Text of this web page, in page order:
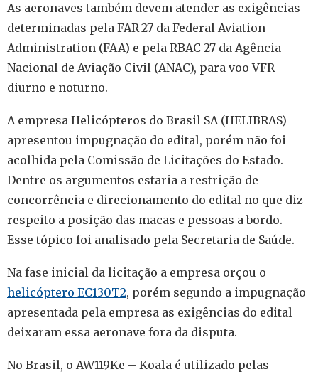
As aeronaves também devem atender as exigências
determinadas pela FAR-27 da Federal Aviation
Administration (FAA) e pela RBAC 27 da Agência
Nacional de Aviação Civil (ANAC), para voo VFR
diurno e noturno.
A empresa Helicópteros do Brasil SA (HELIBRAS)
apresentou impugnação do edital, porém não foi
acolhida pela Comissão de Licitações do Estado.
Dentre os argumentos estaria a restrição de
concorrência e direcionamento do edital no que diz
respeito a posição das macas e pessoas a bordo.
Esse tópico foi analisado pela Secretaria de Saúde.
Na fase inicial da licitação a empresa orçou o
helicóptero EC130T2, porém segundo a impugnação
apresentada pela empresa as exigências do edital
deixaram essa aeronave fora da disputa.
No Brasil, o AW119Ke – Koala é utilizado pelas